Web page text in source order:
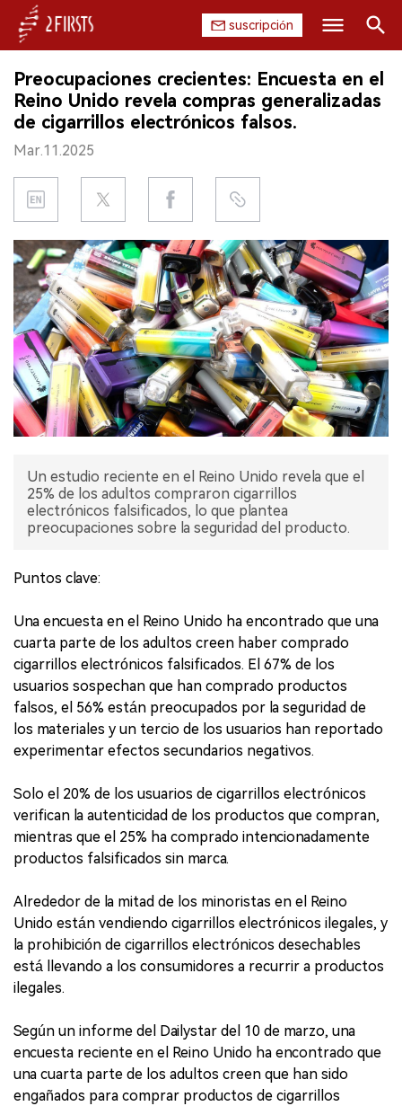
suscripción
INICIO
EMPRESA
PRODUCTO
REGULACIÓN
CHINA
DATOS
EXPOSICIÓN
ENTREVISTA
Buscar
Preocupaciones crecientes: Encuesta en el
Reino Unido revela compras generalizadas
de cigarrillos electrónicos falsos.
Mar.11.2025
Un estudio reciente en el Reino Unido revela que el
25% de los adultos compraron cigarrillos
electrónicos falsificados, lo que plantea
preocupaciones sobre la seguridad del producto.
Puntos clave:
Una encuesta en el Reino Unido ha encontrado que una
cuarta parte de los adultos creen haber comprado
cigarrillos electrónicos falsificados. El 67% de los
usuarios sospechan que han comprado productos
falsos, el 56% están preocupados por la seguridad de
los materiales y un tercio de los usuarios han reportado
experimentar efectos secundarios negativos.
Solo el 20% de los usuarios de cigarrillos electrónicos
verifican la autenticidad de los productos que compran,
mientras que el 25% ha comprado intencionadamente
productos falsificados sin marca.
Alrededor de la mitad de los minoristas en el Reino
Unido están vendiendo cigarrillos electrónicos ilegales, y
la prohibición de cigarrillos electrónicos desechables
está llevando a los consumidores a recurrir a productos
ilegales.
Según un informe del Dailystar del 10 de marzo, una
encuesta reciente en el Reino Unido ha encontrado que
una cuarta parte de los adultos creen que han sido
engañados para comprar productos de cigarrillos